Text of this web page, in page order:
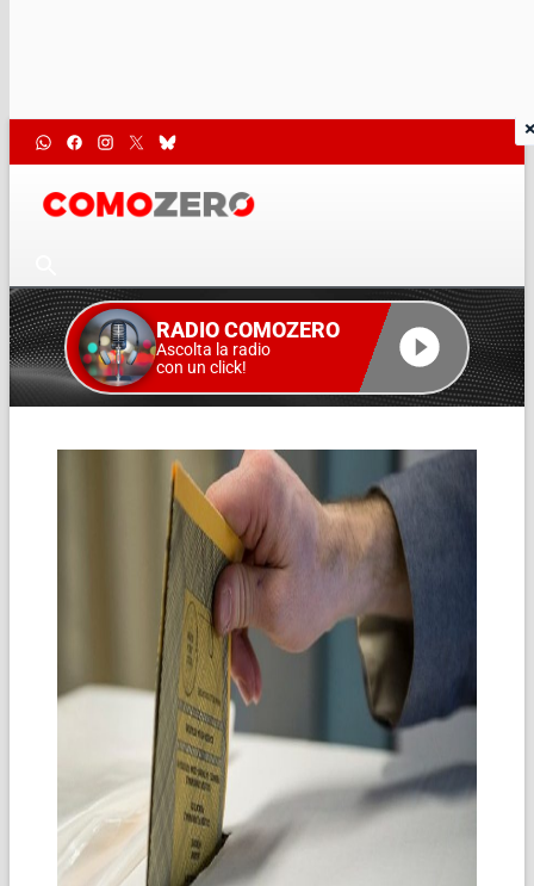
RADIO COMOZERO
Ascolta la radio
con un click!